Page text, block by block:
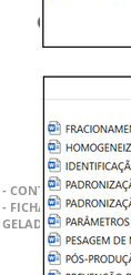
- CONTRATOS DE
- FICHAS DE
GELADEIRA